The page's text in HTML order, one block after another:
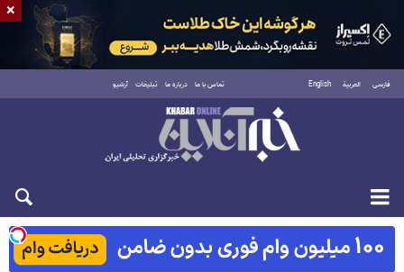
فارسی العربية English تماس با ما درباره ما تبلیغات آرشیو
شنبه ۱۷ مرداد ۱۴۰۵
×